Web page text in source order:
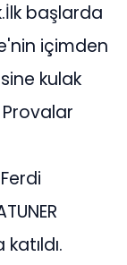
başlarda
içimden
kulak
Provalar